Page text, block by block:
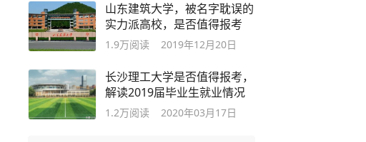
山东建筑大学，被名字耽误的
实力派高校，是否值得报考
1.9万阅读 2019年12月20日
长沙理工大学是否值得报考，
解读2019届毕业生就业情况
1.2万阅读 2020年03月17日